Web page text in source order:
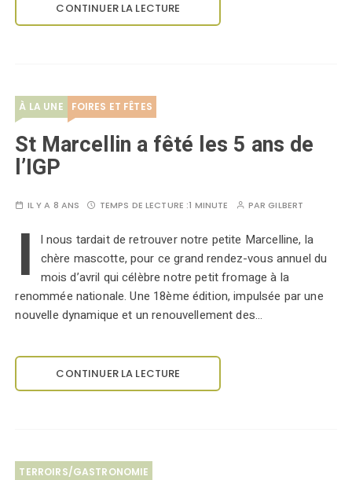
CONTINUER LA LECTURE
À LA UNE FOIRES ET FÊTES
St Marcellin a fêté les 5 ans de
l’IGP
IL Y A 8 ANS TEMPS DE LECTURE :1 MINUTE PARGILBERT
I
l nous tardait de retrouver notre petite Marcelline, la
chère mascotte, pour ce grand rendez-vous annuel du
mois d’avril qui célèbre notre petit fromage à la
renommée nationale. Une 18ème édition, impulsée par une
nouvelle dynamique et un renouvellement des…
CONTINUER LA LECTURE
TERROIRS/GASTRONOMIE